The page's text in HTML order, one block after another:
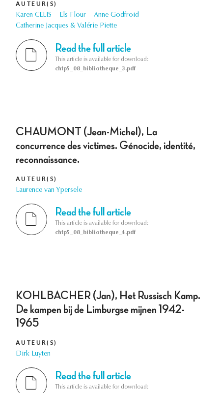
AUTEUR(S)
Karen CELIS Els Flour
Anne Godfroid
Catherine Jacques & Valérie Piette
Read the full article
This article is available for download:
chtp5_08_bibliotheque_3.pdf
CHAUMONT (Jean-Michel), La
concurrence des victimes. Génocide, identité,
reconnaissance.
AUTEUR(S)
Laurence van Ypersele
Read the full article
This article is available for download:
chtp5_08_bibliotheque_4.pdf
KOHLBACHER (Jan), Het Russisch Kamp.
De kampen bij de Limburgse mijnen 1942-
1965
AUTEUR(S)
Dirk Luyten
Read the full article
This article is available for download: